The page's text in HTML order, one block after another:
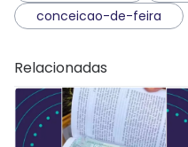
conceicao-de-feira
Relacionadas